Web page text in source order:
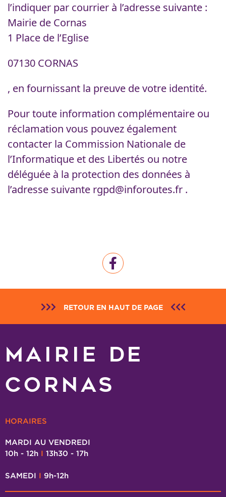
l’indiquer par courrier à l’adresse suivante :
Mairie de Cornas
1 Place de l’Eglise
07130 CORNAS
, en fournissant la preuve de votre identité.
Pour toute information complémentaire ou
réclamation vous pouvez également
contacter la Commission Nationale de
l’Informatique et des Libertés ou notre
déléguée à la protection des données à
l’adresse suivante rgpd@inforoutes.fr .
RETOUR EN HAUT DE PAGE
MAIRIE DE
CORNAS
HORAIRES
MARDI AU VENDREDI
10h - 12h I 13h30 - 17h
SAMEDI I 9h-12h